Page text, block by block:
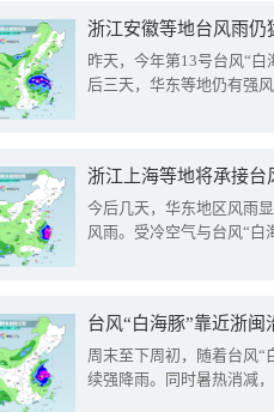
浙江安徽等地台风雨
昨天，今年第13号台风“
后三天，华东等地仍有强
浙江上海等地将承接台
今后几天，华东地区风雨
风雨。受冷空气与台风“白
台风“白海豚”靠近浙
周末至下周初，随着台风“
续强降雨。同时暑热消减